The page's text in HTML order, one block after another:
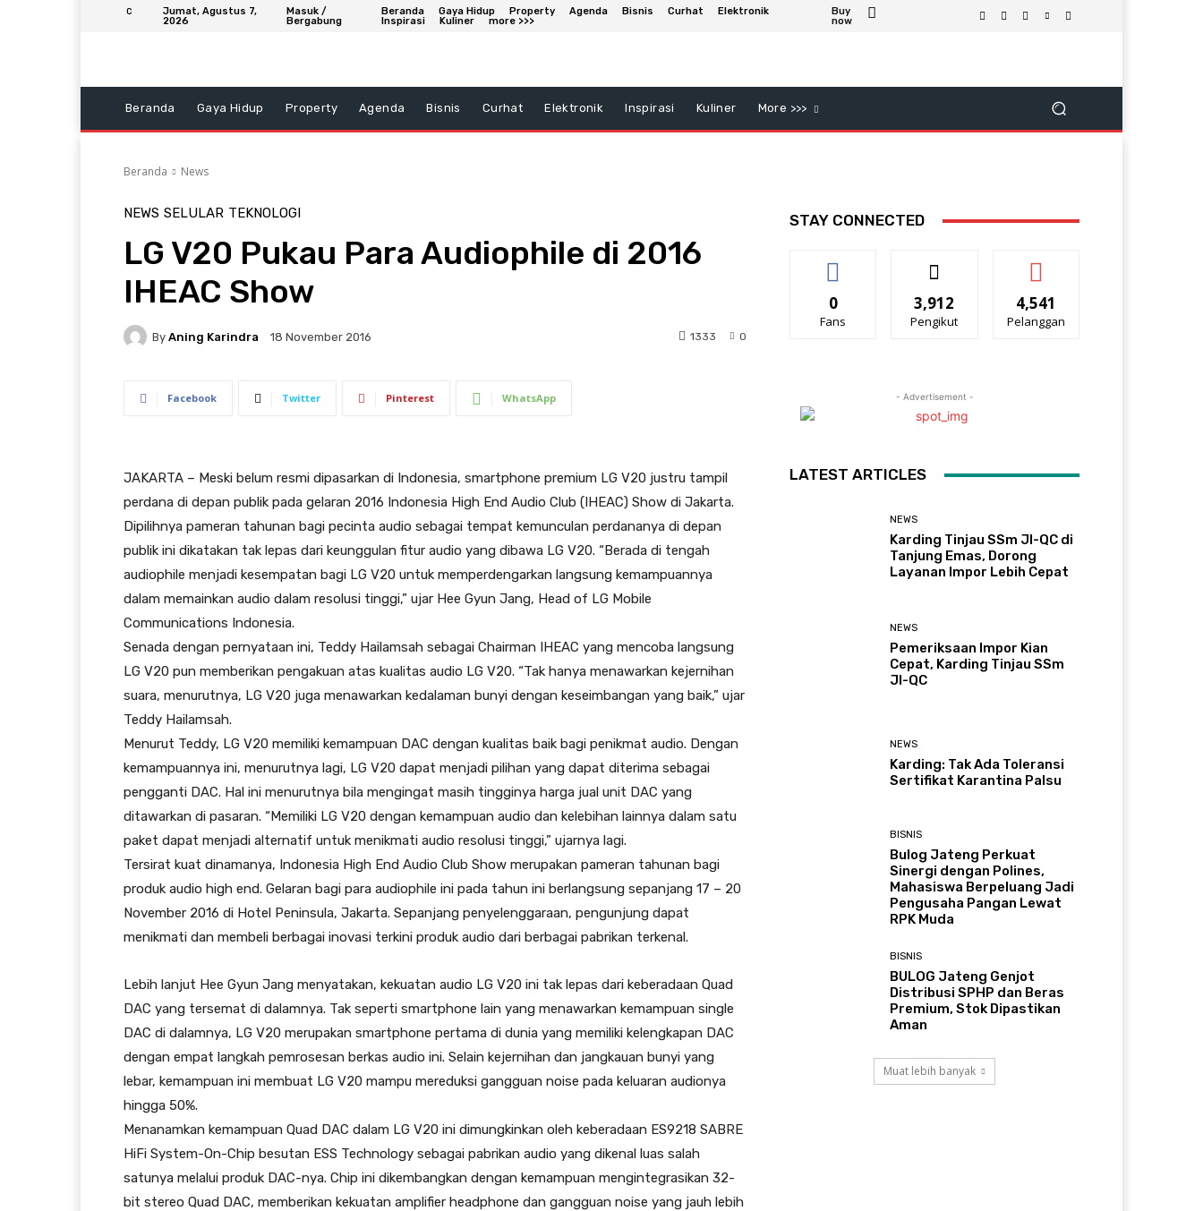
C
Jumat, Agustus 7,
2026
Masuk /
Bergabung
Beranda Gaya Hidup Property Agenda Bisnis Curhat
Elektronik
Inspirasi
Kuliner more >>>
Buy
now
Beranda Gaya Hidup Property Agenda Bisnis Curhat Elektronik Inspirasi Kuliner More >>>
Beranda News
NEWS SELULAR TEKNOLOGI
LG V20 Pukau Para Audiophile di 2016
IHEAC Show
By Aning Karindra 18 November 2016 0
1333
Facebook Twitter Pinterest WhatsApp
JAKARTA – Meski belum resmi dipasarkan di Indonesia, smartphone premium LG V20 justru tampil
perdana di depan publik pada gelaran 2016 Indonesia High End Audio Club (IHEAC) Show di Jakarta.
Dipilihnya pameran tahunan bagi pecinta audio sebagai tempat kemunculan perdananya di depan
publik ini dikatakan tak lepas dari keunggulan fitur audio yang dibawa LG V20. “Berada di tengah
audiophile menjadi kesempatan bagi LG V20 untuk memperdengarkan langsung kemampuannya
dalam memainkan audio dalam resolusi tinggi,” ujar Hee Gyun Jang, Head of LG Mobile
Communications Indonesia.
Senada dengan pernyataan ini, Teddy Hailamsah sebagai Chairman IHEAC yang mencoba langsung
LG V20 pun memberikan pengakuan atas kualitas audio LG V20. “Tak hanya menawarkan kejernihan
suara, menurutnya, LG V20 juga menawarkan kedalaman bunyi dengan keseimbangan yang baik,” ujar
Teddy Hailamsah.
Menurut Teddy, LG V20 memiliki kemampuan DAC dengan kualitas baik bagi penikmat audio. Dengan
kemampuannya ini, menurutnya lagi, LG V20 dapat menjadi pilihan yang dapat diterima sebagai
pengganti DAC. Hal ini menurutnya bila mengingat masih tingginya harga jual unit DAC yang
ditawarkan di pasaran. “Memiliki LG V20 dengan kemampuan audio dan kelebihan lainnya dalam satu
paket dapat menjadi alternatif untuk menikmati audio resolusi tinggi,” ujarnya lagi.
Tersirat kuat dinamanya, Indonesia High End Audio Club Show merupakan pameran tahunan bagi
produk audio high end. Gelaran bagi para audiophile ini pada tahun ini berlangsung sepanjang 17 – 20
November 2016 di Hotel Peninsula, Jakarta. Sepanjang penyelenggaraan, pengunjung dapat
menikmati dan membeli berbagai inovasi terkini produk audio dari berbagai pabrikan terkenal.
Lebih lanjut Hee Gyun Jang menyatakan, kekuatan audio LG V20 ini tak lepas dari keberadaan Quad
DAC yang tersemat di dalamnya. Tak seperti smartphone lain yang menawarkan kemampuan single
DAC di dalamnya, LG V20 merupakan smartphone pertama di dunia yang memiliki kelengkapan DAC
dengan empat langkah pemrosesan berkas audio ini. Selain kejernihan dan jangkauan bunyi yang
lebar, kemampuan ini membuat LG V20 mampu mereduksi gangguan noise pada keluaran audionya
hingga 50%.
Menanamkan kemampuan Quad DAC dalam LG V20 ini dimungkinkan oleh keberadaan ES9218 SABRE
HiFi System-On-Chip besutan ESS Technology sebagai pabrikan audio yang dikenal luas salah
satunya melalui produk DAC-nya. Chip ini dikembangkan dengan kemampuan mengintegrasikan 32-
bit stereo Quad DAC, memberikan kekuatan amplifier headphone dan gangguan noise yang jauh lebih
STAY CONNECTED
0
Fans
3,912
Pengikut
4,541
Pelanggan
- Advertisement -
LATEST ARTICLES
NEWS
Karding Tinjau SSm JI-QC di
Tanjung Emas, Dorong
Layanan Impor Lebih Cepat
NEWS
Pemeriksaan Impor Kian
Cepat, Karding Tinjau SSm
JI-QC
NEWS
Karding: Tak Ada Toleransi
Sertifikat Karantina Palsu
BISNIS
Bulog Jateng Perkuat
Sinergi dengan Polines,
Mahasiswa Berpeluang Jadi
Pengusaha Pangan Lewat
RPK Muda
BISNIS
BULOG Jateng Genjot
Distribusi SPHP dan Beras
Premium, Stok Dipastikan
Aman
Muat lebih banyak